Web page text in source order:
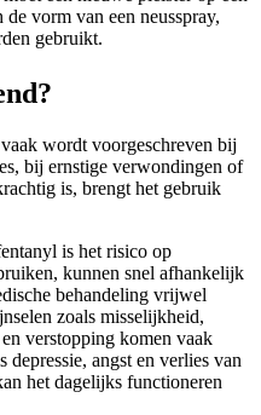
vorm van een neusspray,
gebruikt.
wordt voorgeschreven bij
bij ernstige verwondingen of
is, brengt het gebruik
is het risico op
kunnen snel afhankelijk
behandeling vrijwel
zoals misselijkheid,
verstopping komen vaak
angst en verlies van
het dagelijks functioneren